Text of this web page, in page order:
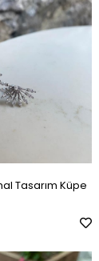
Tasarım Küpe